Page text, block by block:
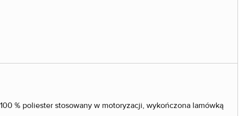
% poliester stosowany w motoryzacji, wykończona lamówką